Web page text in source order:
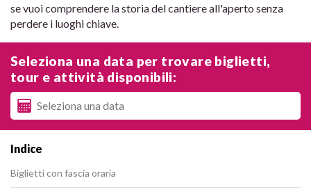
se vuoi comprendere la storia del cantiere all'aperto senza
perdere i luoghi chiave.
Seleziona una data per trovare biglietti,
tour e attività disponibili:
Indice
Biglietti con fascia oraria